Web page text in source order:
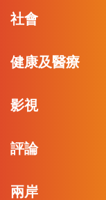
社會
健康及醫療
影視
評論
兩岸